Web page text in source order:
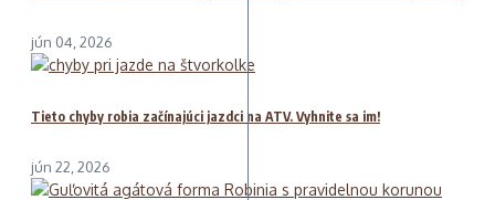
jún 04, 2026
Tieto chyby robia začínajúci jazdci na ATV. Vyhnite sa im!
jún 22, 2026